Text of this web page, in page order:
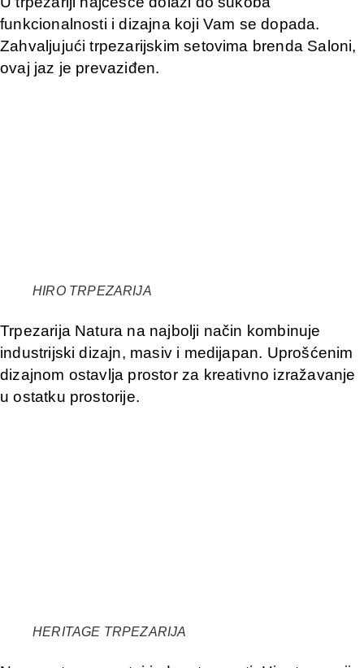
funkcionalnosti i dizajna koji Vam se dopada.
Zahvaljujući trpezarijskim setovima brenda Saloni,
ovaj jaz je prevaziđen.
HIRO TRPEZARIJA
Trpezarija Natura na najbolji način kombinuje
industrijski dizajn, masiv i medijapan. Uprošćenim
dizajnom ostavlja prostor za kreativno izražavanje
u ostatku prostorije.
HERITAGE TRPEZARIJA